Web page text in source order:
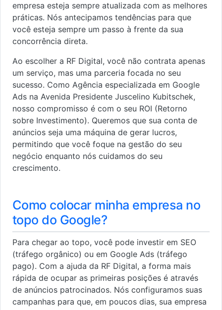
empresa esteja sempre atualizada com as melhores
práticas. Nós antecipamos tendências para que
você esteja sempre um passo à frente da sua
concorrência direta.
Ao escolher a RF Digital, você não contrata apenas
um serviço, mas uma parceria focada no seu
sucesso. Como Agência especializada em Google
Ads na Avenida Presidente Juscelino Kubitschek,
nosso compromisso é com o seu ROI (Retorno
sobre Investimento). Queremos que sua conta de
anúncios seja uma máquina de gerar lucros,
permitindo que você foque na gestão do seu
negócio enquanto nós cuidamos do seu
crescimento.
Como colocar minha empresa no
topo do Google?
Para chegar ao topo, você pode investir em SEO
(tráfego orgânico) ou em Google Ads (tráfego
pago). Com a ajuda da RF Digital, a forma mais
rápida de ocupar as primeiras posições é através
de anúncios patrocinados. Nós configuramos suas
campanhas para que, em poucos dias, sua empresa